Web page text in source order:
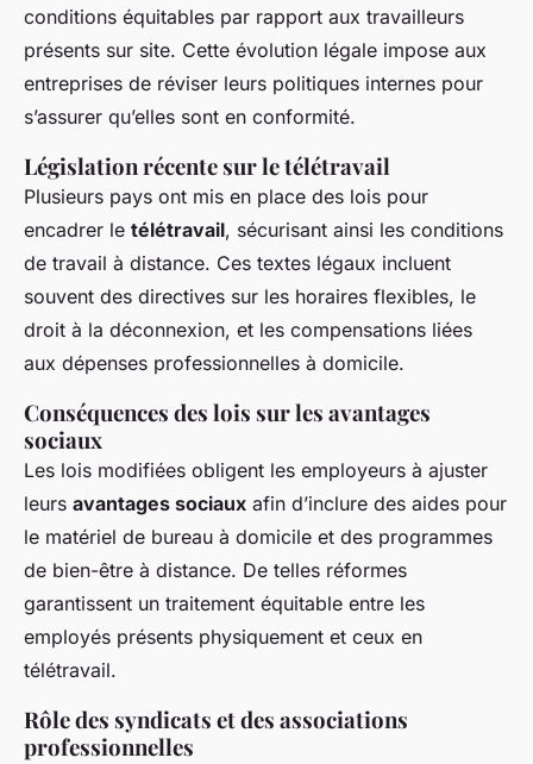
conditions équitables par rapport aux travailleurs
présents sur site. Cette évolution légale impose aux
entreprises de réviser leurs politiques internes pour
s’assurer qu’elles sont en conformité.
Législation récente sur le télétravail
Plusieurs pays ont mis en place des lois pour
encadrer le télétravail, sécurisant ainsi les conditions
de travail à distance. Ces textes légaux incluent
souvent des directives sur les horaires flexibles, le
droit à la déconnexion, et les compensations liées
aux dépenses professionnelles à domicile.
Conséquences des lois sur les avantages
sociaux
Les lois modifiées obligent les employeurs à ajuster
leurs avantages sociaux afin d’inclure des aides pour
le matériel de bureau à domicile et des programmes
de bien-être à distance. De telles réformes
garantissent un traitement équitable entre les
employés présents physiquement et ceux en
télétravail.
Rôle des syndicats et des associations
professionnelles